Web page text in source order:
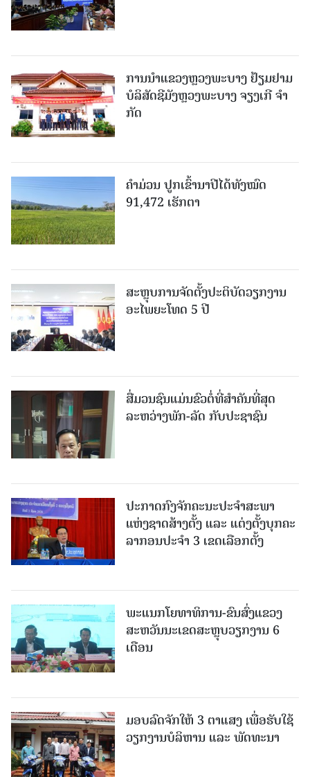
ການນຳແຂວງຫຼວງພະບາງ ຢ້ຽມ​ຢາມ
ບໍ​ລິ​ສັດຊີມັງຫຼວງພະບາງ ຈຽງເກີ ຈໍາ
ກັດ
ຄໍາມ່ວນ ປູກເຂົ້ານາປີໄດ້ທັງໝົດ
91,472 ເຮັກຕາ
ສະຫຼຸບການຈັດຕັ້ງປະຕິບັດວຽກງານ
ອະໄພຍະໂທດ 5 ປີ
ສື່ມວນຊົນແມ່ນຂົວຕໍ່ທີ່ສໍາຄັນທີ່ສຸດ
ລະຫວ່າງພັກ-ລັດ ກັບປະຊາຊົນ
ປະກາດກົງຈັກຄະນະປະຈໍາສະພາ
ແຫ່ງຊາດສ້າງຕັ້ງ ແລະ ແຕ່ງຕັ້ງບຸກຄະ
ລາກອນປະຈໍາ 3 ເຂດເລືອກຕັ້ງ
ພະແນກໂຍທາທິການ-ຂົນສົ່ງແຂວງ
ສະຫວັນນະເຂດສະຫຼຸບວຽກງານ 6
ເດືອນ
ມອບລົດຈັກໃຫ້ 3 ຕາແສງ ເພື່ອຮັບໃຊ້
ວຽກງານບໍລິຫານ ແລະ ພັດທະນາ